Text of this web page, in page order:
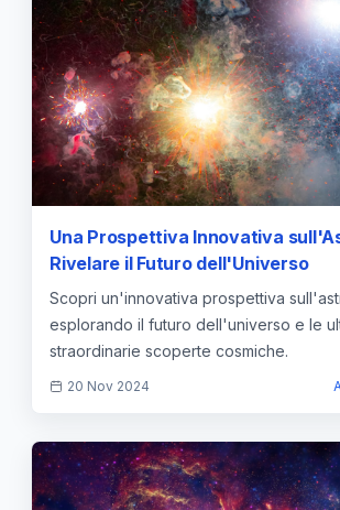
Una Prospettiva Innovativa
Rivelare il Futuro dell'Universo
Scopri un'innovativa prospettiva
esplorando il futuro dell'universo e le
straordinarie scoperte cosmiche.
20 Nov 2024